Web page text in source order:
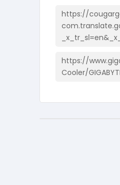
https://
https://
Cooler/